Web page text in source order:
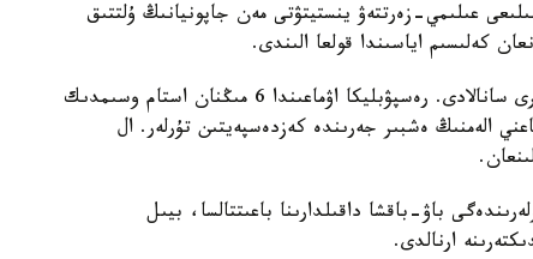
عىلىمي-زەرتتەۋ ينستيتۋتى مەن جاپونيانىڭ ۇلتتىق
قازاقستان وسىمدىكتەر دۇنيەسىنە باي ەلدەردىڭ ءبىرى سانالادى. رەسپۋبليكا اۋماعىندا 6 مىڭنان استام وسىمدىك
ياعني الەمنىڭ ەشبىر جەرىندە كەزدەسپەيتىن تۇرلەر. ال
باۋ-باقشا داقىلدارىنا باعىتتالسا، بيىل
ارنالدى.